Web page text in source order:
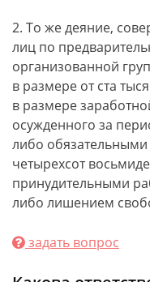
2. То же деяние,
лиц по
организованной
в размере от ста
в размере
осужденного за
либо
четырехсот
принудительными
либо лишением
задать вопрос